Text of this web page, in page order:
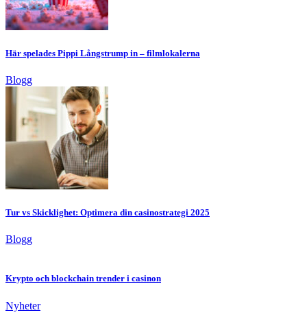
Här spelades Pippi Långstrump in – filmlokalerna
Blogg
Tur vs Skicklighet: Optimera din casinostrategi 2025
Blogg
Krypto och blockchain trender i casinon
Nyheter